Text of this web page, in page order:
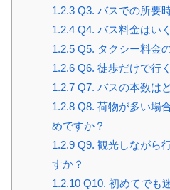
1.2.3Q3. バスでの所要
1.2.4Q4. バス料金はい
1.2.5Q5. タクシー料金
1.2.6Q6. 徒歩だけで行
1.2.7Q7. バスの本数は
1.2.8Q8. 荷物が多い場
めですか？
1.2.9Q9. 観光しながら
すか？
1.2.10Q10. 初めてでも